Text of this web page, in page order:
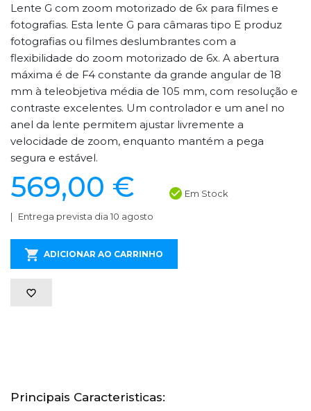
Lente G com zoom motorizado de 6x para filmes e
fotografias. Esta lente G para câmaras tipo E produz
fotografias ou filmes deslumbrantes com a
flexibilidade do zoom motorizado de 6x. A abertura
máxima é de F4 constante da grande angular de 18
mm à teleobjetiva média de 105 mm, com resolução e
contraste excelentes. Um controlador e um anel no
anel da lente permitem ajustar livremente a
velocidade de zoom, enquanto mantém a pega
segura e estável.
569,00 € Em Stock
Entrega prevista dia 10 agosto
ADICIONAR AO CARRINHO
Principais Caracteristicas: